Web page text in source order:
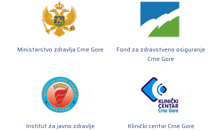
Ministarstvo zdravlja Crne Gore
Fond za zdravstveno osiguranje
Crne Gore
Institut za javno zdravlje Klinički centar Crne Gore